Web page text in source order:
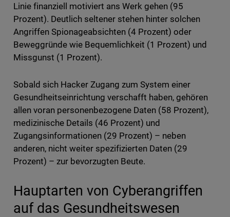
Linie finanziell motiviert ans Werk gehen (95
Prozent). Deutlich seltener stehen hinter solchen
Angriffen Spionageabsichten (4 Prozent) oder
Beweggründe wie Bequemlichkeit (1 Prozent) und
Missgunst (1 Prozent).
Sobald sich Hacker Zugang zum System einer
Gesundheitseinrichtung verschafft haben, gehören
allen voran personenbezogene Daten (58 Prozent),
medizinische Details (46 Prozent) und
Zugangsinformationen (29 Prozent) – neben
anderen, nicht weiter spezifizierten Daten (29
Prozent) – zur bevorzugten Beute.
Hauptarten von Cyberangriffen
auf das Gesundheitswesen